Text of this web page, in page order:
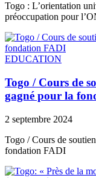
Togo : L’orientation
préoccupation pour
EDUCATION
Togo / Cours de
gagné pour la
2 septembre 2024
Togo / Cours de
fondation FADI